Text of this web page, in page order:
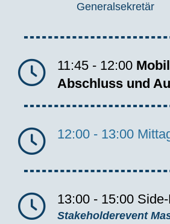
Generalsekretär
11:45 - 12:00
Abschluss und
12:00 - 13:00
13:00 - 15:00
Stakeholderevent